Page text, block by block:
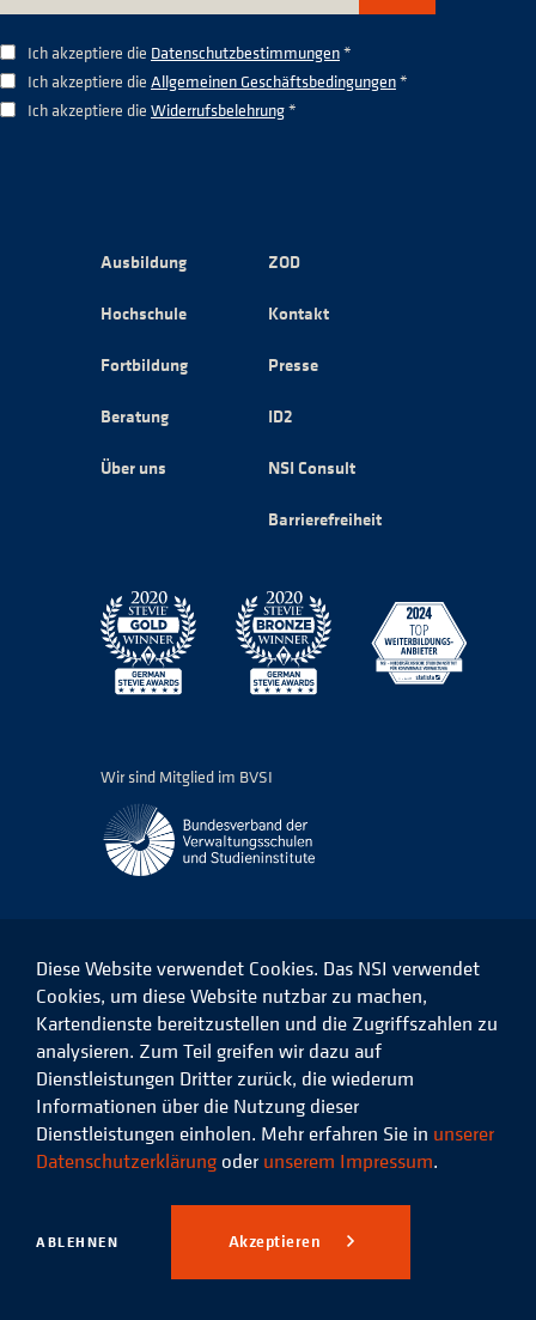
Ich akzeptiere die Datenschutzbestimmungen*
Ich akzeptiere die Allgemeinen Geschäftsbedingungen*
Ich akzeptiere die Widerrufsbelehrung*
Ausbildung
Hochschule
Fortbildung
Beratung
Über uns
ZOD
Kontakt
Presse
ID2
NSI Consult
Barrierefreiheit
Wir sind Mitglied im BVSI
Das
NSI
Facebook
Das
NSI
auf
LinkedIn
Das
NSI
auf
Instagram
Das
Xing
© 2026 Niedersächsisches
Studieninstitut für kommunale
Verwaltung e.V.
Datenschutz Impressum
Diese Website verwendet Cookies. Das NSI verwendet
Cookies, um diese Website nutzbar zu machen,
Kartendienste bereitzustellen und die Zugriffszahlen zu
analysieren. Zum Teil greifen wir dazu auf
Dienstleistungen Dritter zurück, die wiederum
Informationen über die Nutzung dieser
Dienstleistungen einholen. Mehr erfahren Sie in unserer
Datenschutzerklärung oder unserem Impressum.
ABLEHNEN Akzeptieren